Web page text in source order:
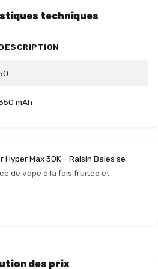
techniques
mAh
Hyper Max 30K - Raisin Baies se
de vape à la fois fruitée et
sans être trop sucrée, ce qui en
quotidienne. Avec un taux
d'un port USB-C, assure une
des prix